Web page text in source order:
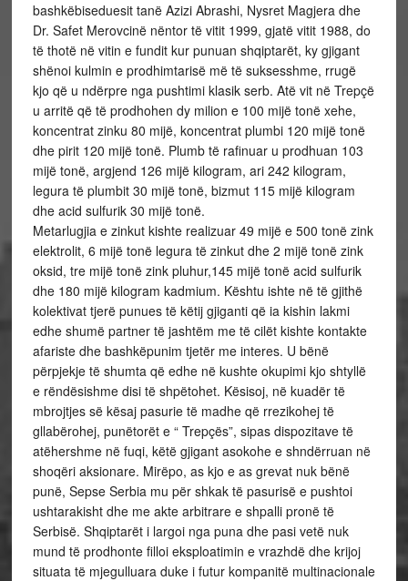
bashkëbiseduesit tanë Azizi Abrashi, Nysret Magjera dhe
Dr. Safet Merovcinë nëntor të vitit 1999, gjatë vitit 1988, do
të thotë në vitin e fundit kur punuan shqiptarët, ky gjigant
shënoi kulmin e prodhimtarisë më të suksesshme, rrugë
kjo që u ndërpre nga pushtimi klasik serb. Atë vit në Trepçë
u arritë që të prodhohen dy milion e 100 mijë tonë xehe,
koncentrat zinku 80 mijë, koncentrat plumbi 120 mijë tonë
dhe pirit 120 mijë tonë. Plumb të rafinuar u prodhuan 103
mijë tonë, argjend 126 mijë kilogram, ari 242 kilogram,
legura të plumbit 30 mijë tonë, bizmut 115 mijë kilogram
dhe acid sulfurik 30 mijë tonë.
Metarlugjia e zinkut kishte realizuar 49 mijë e 500 tonë zink
elektrolit, 6 mijë tonë legura të zinkut dhe 2 mijë tonë zink
oksid, tre mijë tonë zink pluhur,145 mijë tonë acid sulfurik
dhe 180 mijë kilogram kadmium. Kështu ishte në të gjithë
kolektivat tjerë punues të këtij gjiganti që ia kishin lakmi
edhe shumë partner të jashtëm me të cilët kishte kontakte
afariste dhe bashkëpunim tjetër me interes. U bënë
përpjekje të shumta që edhe në kushte okupimi kjo shtyllë
e rëndësishme disi të shpëtohet. Kësisoj, në kuadër të
mbrojtjes së kësaj pasurie të madhe që rrezikohej të
gllabërohej, punëtorët e “ Trepçës”, sipas dispozitave të
atëhershme në fuqi, këtë gjigant asokohe e shndërruan në
shoqëri aksionare. Mirëpo, as kjo e as grevat nuk bënë
punë, Sepse Serbia mu për shkak të pasurisë e pushtoi
ushtarakisht dhe me akte arbitrare e shpalli pronë të
Serbisë. Shqiptarët i largoi nga puna dhe pasi vetë nuk
mund të prodhonte filloi eksploatimin e vrazhdë dhe krijoj
situata të mjegulluara duke i futur kompanitë multinacionale